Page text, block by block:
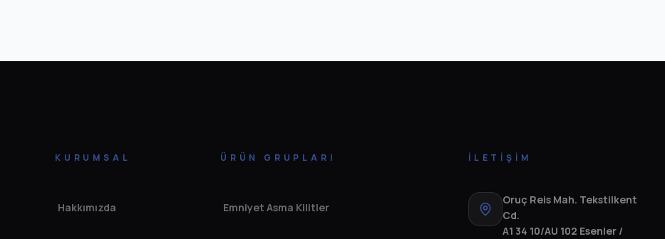
KURUMSAL
Hakkımızda
ÜRÜN GRUPLARI
Emniyet Asma Kilitler
İLETIŞIM
Oruç Reis Mah. Tekstilkent
Cd.
A1 34 10/AU 102 Esenler /